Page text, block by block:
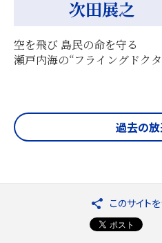
次田展之
空を飛び 島民の命を守る
瀬戸内海の“フライングドク
過去の
このサイト